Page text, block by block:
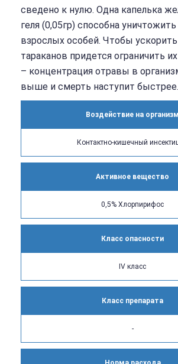
сведено к нулю. Одна капелька
геля (0,05гр) способна
взрослых особей. Чтобы ускорить
тараканов придется ограничить
– концентрация отравы в
выше и смерть наступит быстрее.
Воздействие на организм
Контактно-кишечный
Активное вещество
0,5% Хлорпирифос
Класс опасности
IV класс
Класс препарата
-